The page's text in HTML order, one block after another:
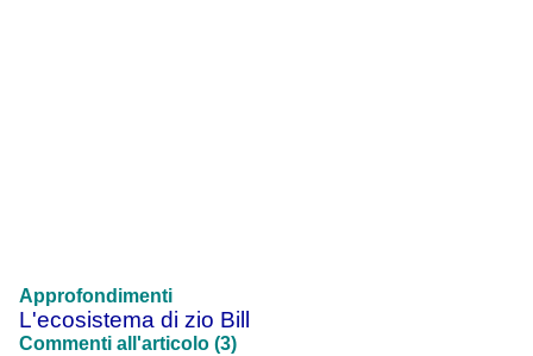
Approfondimenti
L'ecosistema di zio Bill
Commenti all'articolo (3)